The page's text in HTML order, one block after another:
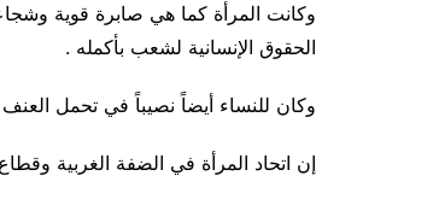
وكانت المرأة كما هي صابرة قوية
الحقوق الإنسانية لشعب بأكمله .
وكان للنساء أيضاً نصيباً في تحمل العنف
إن اتحاد المرأة في الضفة الغربية